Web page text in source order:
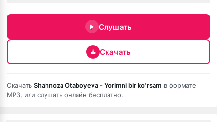
тебя помню шли дожди
мыслях
Слушать
Скачать
Скачать Shahnoza Otaboyeva - Yorimni bir ko'rsam в формате
MP3, или слушать онлайн бесплатно.